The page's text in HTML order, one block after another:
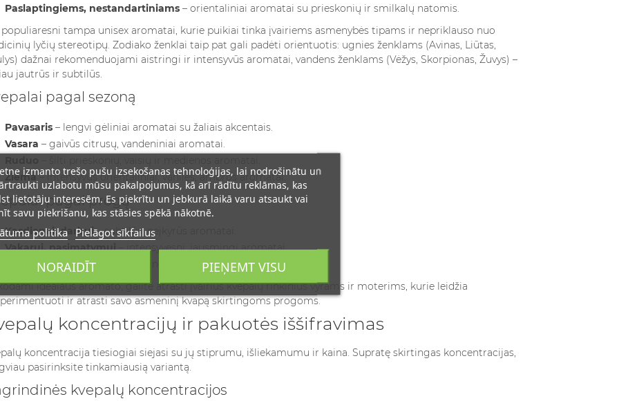
Paslaptingiems, nestandartiniams– orientaliniai aromatai su prieskonių ir smilkalų natomis.
populiaresni tampa unisex aromatai, kurie puikiai tinka įvairiems asmenybės tipams ir nepriklauso nuo
lyčių stereotipų. Zodiako ženklai taip pat gali padėti orientuotis: ugnies ženklams (Avinas, Liūtas,
dažnai rekomenduojami aistringi ir intensyvūs aromatai, vandens ženklams (Vėžys, Skorpionas, Žuvys) –
jautrūs ir subtilūs.
pagal sezoną
Pavasaris– lengvi gėliniai aromatai su žaliais akcentais.
Vasara – gaivūs citrusų, vandeniniai aromatai.
Žiema– intensyvūs orientaliniai, vanilės, ambros aromatai.
pagal progą
Kasdienai, darbui– subtilūs, neįkyrūs aromatai.
Vakarui, pasimatymui– intensyvesni, jausmingi aromatai.
Ypatingoms progoms
– prabangūs, įsimenantys aromatai.
idealaus aromato, galite
atrasti įvairius kvepalų rinkinius vyrams ir moterims, kurie leidžia
ir atrasti savo asmeninį kvapą skirtingoms progoms.
koncentracijų ir pakuotės iššifravimas
koncentracija tiesiogiai siejasi su jų stiprumu, išliekamumu ir kaina. Supratę skirtingas koncentracijas,
pasirinksite tinkamiausią variantą.
kvepalų koncentracijos
izmanto trešo pušu izsekošanas tehnoloģijas, lai nodrošinātu un
uzlabotu mūsu pakalpojumus, kā arī rādītu reklāmas, kas
lietotāju interesēm. Es piekrītu un jebkurā laikā varu atsaukt vai
savu piekrišanu, kas stāsies spēkā nākotnē.
politika Pielāgot sīkfailus
NORAIDĪT PIEŅEMT VISU